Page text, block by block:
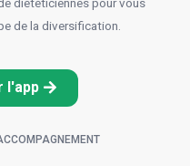
de la diversification.
l'app